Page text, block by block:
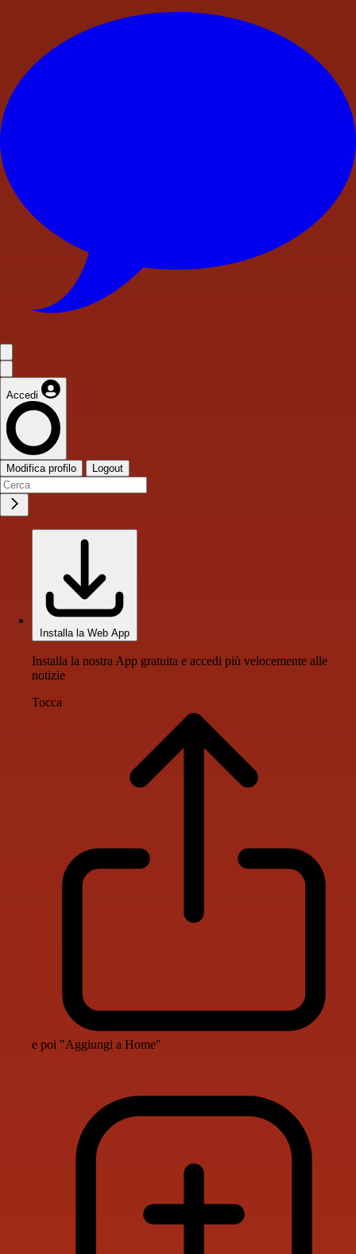
Accedi
Modifica profilo Logout
Installa la Web App
Installa la nostra App gratuita e accedi più velocemente alle
notizie
Tocca
e poi "Aggiungi a Home"